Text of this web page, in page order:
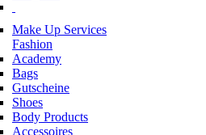
Make Up Services
Fashion
Academy
Bags
Gutscheine
Shoes
Body Products
Accessoires